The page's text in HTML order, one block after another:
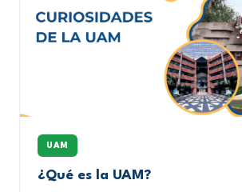
UAM
¿Qué es la UAM?